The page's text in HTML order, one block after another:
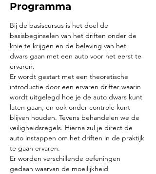
Programma
Bij de basiscursus is het doel de
basisbeginselen van het driften onder de
knie te krijgen en de beleving van het
dwars gaan met een auto voor het eerst te
ervaren.
Er wordt gestart met een theoretische
introductie door een ervaren drifter waarin
wordt uitgelegd hoe je de auto dwars kunt
laten gaan, en ook onder controle kunt
blijven houden. Tevens behandelen we de
veiligheidsregels. Hierna zul je direct de
auto instappen om het driften in de praktijk
te gaan ervaren.
Er worden verschillende oefeningen
gedaan waarvan de moeilijkheid